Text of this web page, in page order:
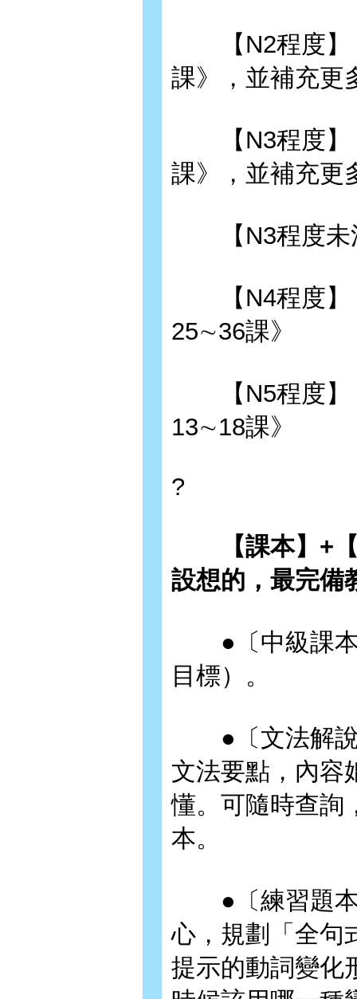
【N2程度】
課》，並補充更
【N3程度】
課》，並補充更
【N3程度未
【N4程度】
25∼36課》
【N5程度】
13∼18課》
?
【課本】+
設想的，最完備
●〔中級課本
目標）。
●〔文法解說
文法要點，內容
懂。可隨時查詢
本。
●〔練習題本
心，規劃「全句
提示的動詞變化